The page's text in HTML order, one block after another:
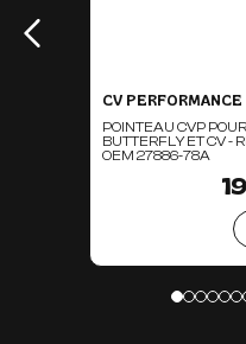
CV PERFORMANCE
POINTEAU CVP
BUTTERFLY ET CV -
OEM 27886-78A